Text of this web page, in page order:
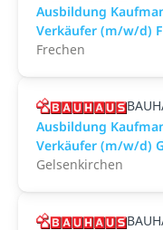
Ausbildung
Verkäufer (m/w/d)
Frechen
Ausbildung
Verkäufer (m/w/d)
Gelsenkirchen